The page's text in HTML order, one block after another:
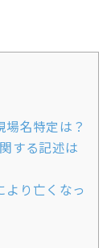
場名特定は？
する記述は
より亡くなっ